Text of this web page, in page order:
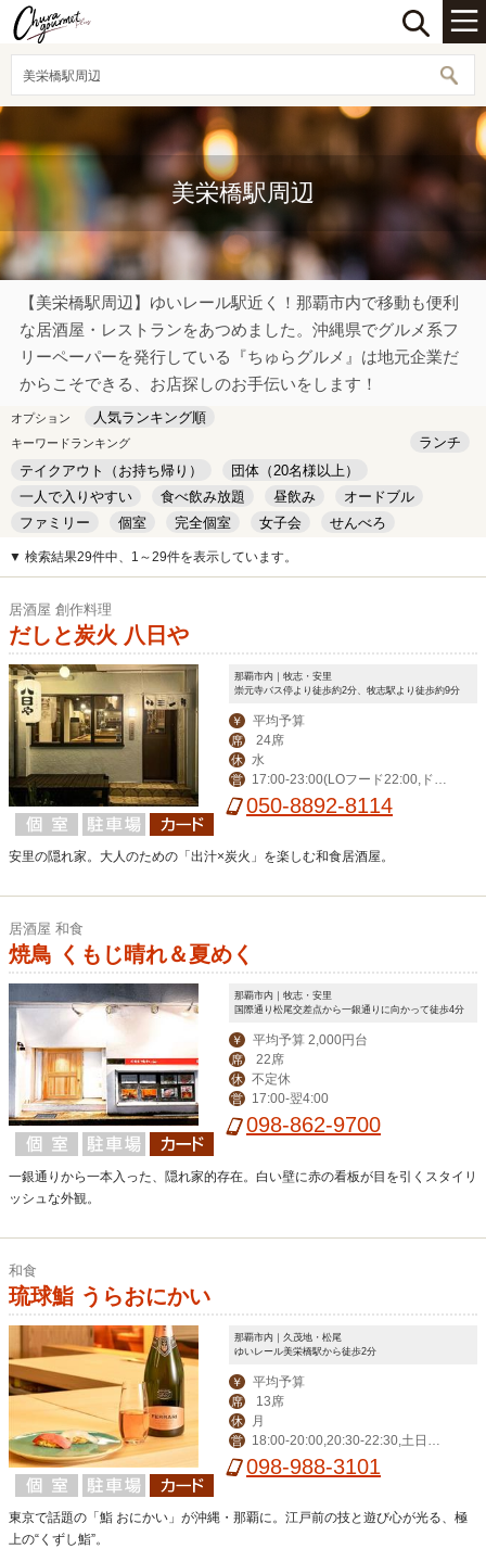
美栄橋駅周辺
美栄橋駅周辺
【美栄橋駅周辺】ゆいレール駅近く！那覇市内で移動も便利
な居酒屋・レストランをあつめました。沖縄県でグルメ系フ
リーペーパーを発行している『ちゅらグルメ』は地元企業だ
からこそできる、お店探しのお手伝いをします！
オプション 人気ランキング順
キーワードランキング
ランチ
テイクアウト（お持ち帰り）
団体（20名様以上）
一人で入りやすい
食べ飲み放題 昼飲み
オードブル
ファミリー
個室 完全個室 女子会
せんべろ
キッズルーム
安い デート
▼ 検索結果29件中、1～29件を表示しています。
居酒屋 創作料理
だしと炭火 八日や
那覇市内｜牧志・安里
崇元寺バス停より徒歩約2分、牧志駅より徒歩約9分
￥ 平均予算
席 24席
休 水
営
17:00-23:00(LOフード22:00,ドリ
ンク22:30)
050-8892-8114
安里の隠れ家。大人のための「出汁×炭火」を楽しむ和食居酒屋。
居酒屋 和食
焼鳥 くもじ晴れ＆夏めく
那覇市内｜牧志・安里
国際通り松尾交差点から一銀通りに向かって徒歩4分
￥ 平均予算 2,000円台
席 22席
休 不定休
営 17:00-翌4:00
098-862-9700
一銀通りから一本入った、隠れ家的存在。白い壁に赤の看板が目を引くスタイリ
ッシュな外観。
和食
琉球鮨 うらおにかい
那覇市内｜久茂地・松尾
ゆいレール美栄橋駅から徒歩2分
￥ 平均予算
席 13席
休 月
営
18:00-20:00,20:30-22:30,土日祝 1
2:00-14:00,18:00-22:30
098-988-3101
東京で話題の「鮨 おにかい」が沖縄・那覇に。江戸前の技と遊び心が光る、極
上の“くずし鮨”。